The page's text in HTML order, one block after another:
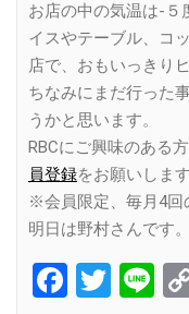
お店の中の気温は-５
イスやテーブル、コ
店で、おもいっきり
ちなみにまだ行った
うかと思います。
RBCにご興味のある
員登録をお願いします
※会員限定、毎月4回
明日は野村さんです